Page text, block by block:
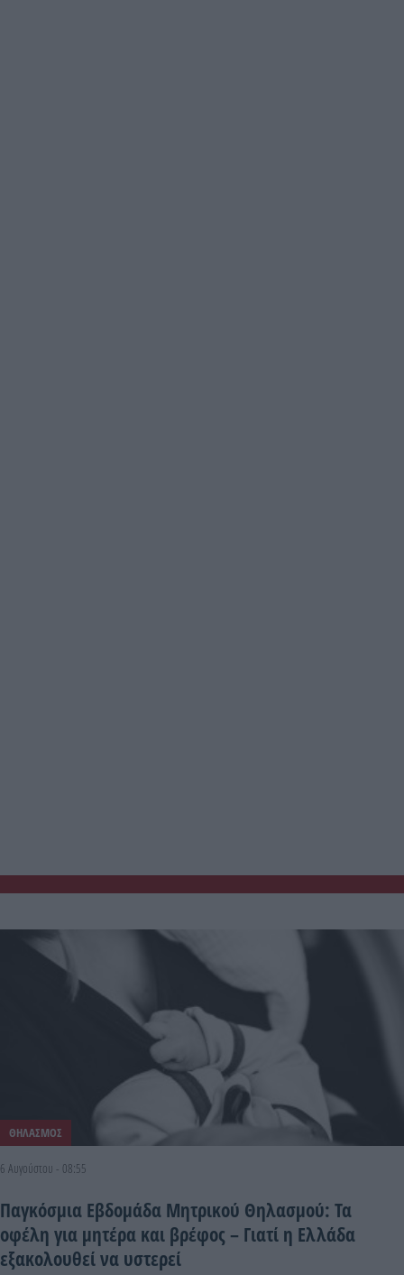
ΘΗΛΑΣΜΟΣ
6 Αυγούστου - 08:55
Παγκόσμια Εβδομάδα Μητρικού Θηλασμού: Τα
οφέλη για μητέρα και βρέφος – Γιατί η Ελλάδα
εξακολουθεί να υστερεί